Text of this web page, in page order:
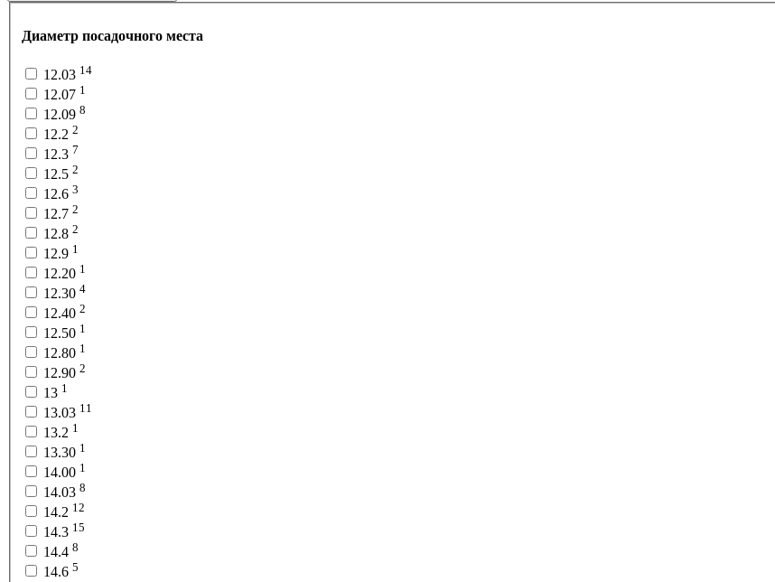
Диаметр посадочного места
12.03 14
12.07 1
12.09 8
12.2 2
12.3 7
12.5 2
12.6 3
12.7 2
12.8 2
12.9 1
12.20 1
12.30 4
12.40 2
12.50 1
12.80 1
12.90 2
13 1
13.03 11
13.2 1
13.30 1
14.00 1
14.03 8
14.2 12
14.3 15
14.4 8
14.6 5